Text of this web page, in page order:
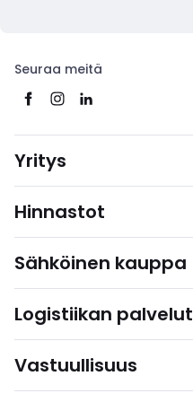
Seuraa meitä
Yritys
Hinnastot
Sähköinen kauppa
Logistiikan palvelut
Vastuullisuus